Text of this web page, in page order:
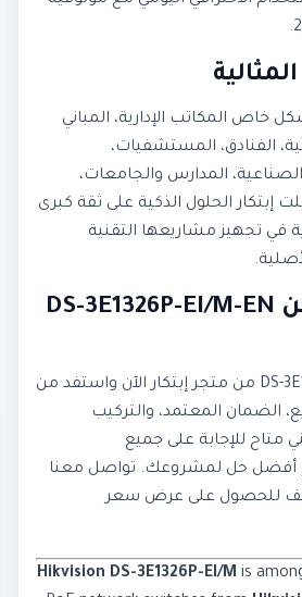
خاص المكاتب الإدارية، المباني
الفنادق، المستشفيات،
المدارس والجامعات،
إبتكار الحلول الذكية على ثقة كبرى
تجهيز مشاريعها التقنية
اطلب هيكفيجن DS-3E1326P-EI/M-EN
اطلب DS-3E1326P-EI/M-EN من متجر إبتكار الآن واستفد من
الضمان المعتمد، والتركيب
متاح للإجابة على جميع
أفضل حل لمشروعك. تواصل معنا
للحصول على عرض سعر
Hikvision DS-3E1326P-EI/M is